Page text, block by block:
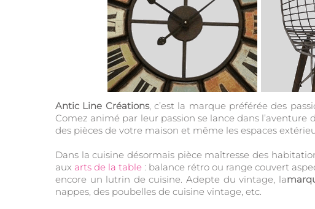
Antic Line Créations, c’est la marque préférée des
Comez animé par leur passion se lance dans l’aventure
des pièces de votre maison et même les espaces
Dans la cuisine désormais pièce maîtresse des
aux arts de la table : balance rétro ou range couvert
encore un lutrin de cuisine. Adepte du vintage, la
nappes, des poubelles de cuisine vintage, etc.